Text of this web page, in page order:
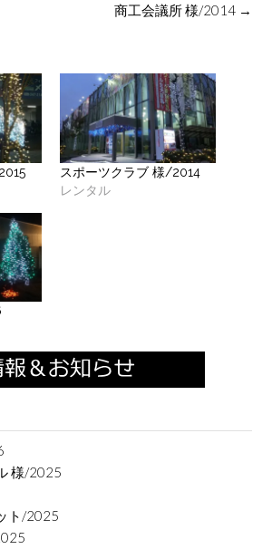
商工会議所 様/2014 →
スポーツクラブ 様/2014
レンタル
様/2025
ト/2025